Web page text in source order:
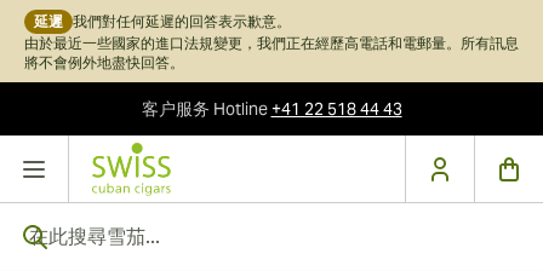
延遲 我們對任何延遲的回答表示歉意。
由於最近一些國家的進口法規變更，我們正在經歷高電話和電郵量。所有訊息
將不會例外地盡快回答。
客户服务 Hotline+41 22 518 44 43